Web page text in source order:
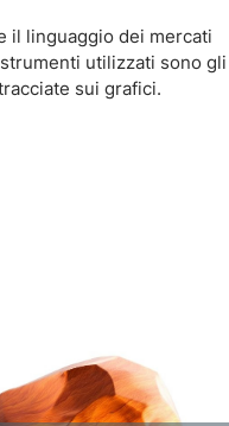
il linguaggio dei mercati
utilizzati sono gli
sui grafici.